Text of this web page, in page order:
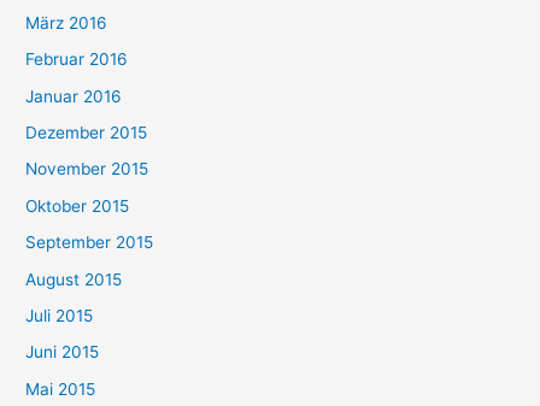
März 2016
Februar 2016
Januar 2016
Dezember 2015
November 2015
Oktober 2015
September 2015
August 2015
Juli 2015
Juni 2015
Mai 2015